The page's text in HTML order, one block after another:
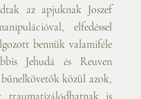
az apjuknak Joszef
elfedéssel
bennük valamiféle
Jehudá és Reuven
közül azok,
is